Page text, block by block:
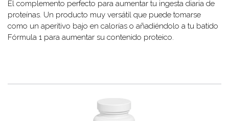
El complemento perfecto para aumentar tu ingesta diaria de
proteínas. Un producto muy versátil que puede tomarse
como un aperitivo bajo en calorías o añadiéndolo a tu batido
Fórmula 1 para aumentar su contenido proteico.